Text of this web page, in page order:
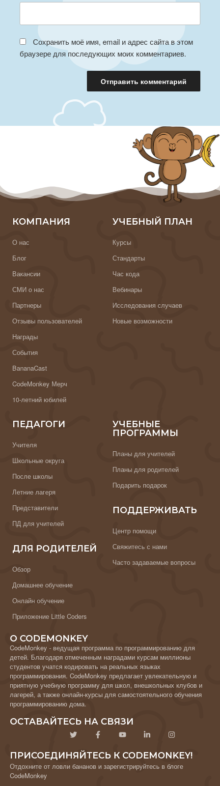
Сохранить моё имя, email и адрес сайта в этом
браузере для последующих моих комментариев.
КОМПАНИЯ
О нас
Блог
Вакансии
СМИ о нас
Партнеры
Отзывы пользователей
Награды
События
BananaCast
CodeMonkey Мерч
10-летний юбилей
УЧЕБНЫЙ ПЛАН
Курсы
Стандарты
Час кода
Вебинары
Исследования случаев
Новые возможности
ПЕДАГОГИ
Учителя
Школьные округа
После школы
Летние лагеря
Представители
ПД для учителей
ДЛЯ РОДИТЕЛЕЙ
Обзор
Домашнее обучение
Онлайн обучение
Приложение Little Coders
УЧЕБНЫЕ
ПРОГРАММЫ
Планы для учителей
Планы для родителей
Подарить подарок
ПОДДЕРЖИВАТЬ
Центр помощи
Свяжитесь с нами
Часто задаваемые вопросы
О CODEMONKEY
CodeMonkey - ведущая программа по программированию для
детей. Благодаря отмеченным наградами курсам миллионы
студентов учатся кодировать на реальных языках
программирования. CodeMonkey предлагает увлекательную и
приятную учебную программу для школ, внешкольных клубов и
лагерей, а также онлайн-курсы для самостоятельного обучения
программированию дома.
ОСТАВАЙТЕСЬ НА СВЯЗИ
ПРИСОЕДИНЯЙТЕСЬ К CODEMONKEY!
Отдохните от ловли бананов и зарегистрируйтесь в блоге
CodeMonkey